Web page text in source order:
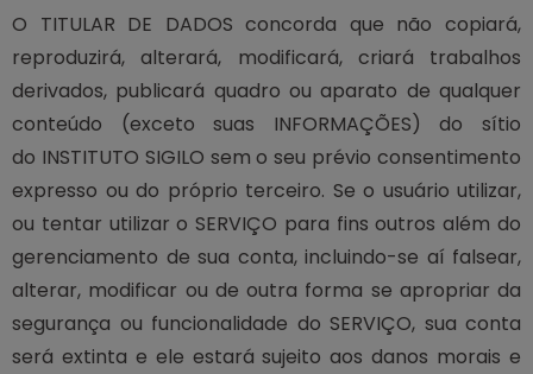
O TITULAR DE DADOS concorda que não copiará,
reproduzirá, alterará, modificará, criará trabalhos
derivados, publicará quadro ou aparato de qualquer
conteúdo (exceto suas INFORMAÇÕES) do sítio
do INSTITUTO SIGILO sem o seu prévio consentimento
expresso ou do próprio terceiro. Se o usuário utilizar,
ou tentar utilizar o SERVIÇO para fins outros além do
gerenciamento de sua conta, incluindo-se aí falsear,
alterar, modificar ou de outra forma se apropriar da
segurança ou funcionalidade do SERVIÇO, sua conta
será extinta e ele estará sujeito aos danos morais e